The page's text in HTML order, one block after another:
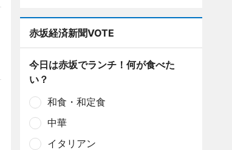
赤坂経済新聞VOTE
今日は赤坂でランチ！何が食べた
い？
和食・和定食
中華
イタリアン